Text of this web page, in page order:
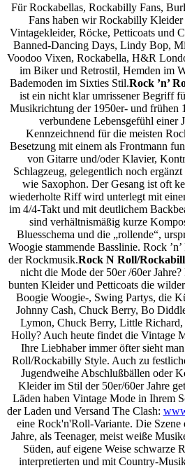
Für Rockabellas, Rockabilly Fans,
Fans haben wir Rockabilly
Vintagekleider, Röcke, Petticoats und
Banned-Dancing Days, Lindy Bop,
Voodoo Vixen, Rockabella, H&R
im Biker und Retrostil, Hemden im
Bademoden im Sixties Stil.Rock ’n’
ist ein nicht klar umrissener Begriff
Musikrichtung der 1950er- und frühen
verbundene Lebensgefühl einer
Kennzeichnend für die meisten
Besetzung mit einem als Frontmann
von Gitarre und/oder Klavier,
Schlagzeug, gelegentlich noch
wie Saxophon. Der Gesang ist oft
wiederholte Riff wird unterlegt mit
im 4/4-Takt und mit deutlichem
sind verhältnismäßig kurze
Bluesschema und die „rollende“,
Woogie stammende Basslinie. Rock
der Rockmusik.Rock N Roll/
nicht die Mode der 50er /60er
bunten Kleider und Petticoats die
Boogie Woogie-, Swing Partys, die
Johnny Cash, Chuck Berry, Bo
Lymon, Chuck Berry, Little
Holly? Auch heute findet die Vintage
Ihre Liebhaber immer öfter sieht
Roll/Rockabilly Style. Auch zu
Jugendweihe Abschlußbällen oder
Kleider im Stil der 50er/60er Jahre
Läden haben Vintage Mode in Ihrem
der Laden und Versand The Clash:
eine Rock'n'Roll-Variante. Die Szene
Jahre, als Teenager, meist weiße
Süden, auf eigene Weise schwarze
interpretierten und mit Country-